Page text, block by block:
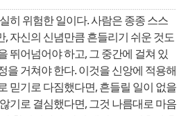
히 위험한 일이다. 사람은 종종 스스
, 자신의 신념만큼 흔들리기 쉬운 것도
뛰어넘어야 하고, 그 중간에 걸쳐 있
을 거쳐야 한다. 이것을 신앙에 적용해
믿기로 다짐했다면, 흔들릴 일이 없을
기로 결심했다면, 그것 나름대로 마음